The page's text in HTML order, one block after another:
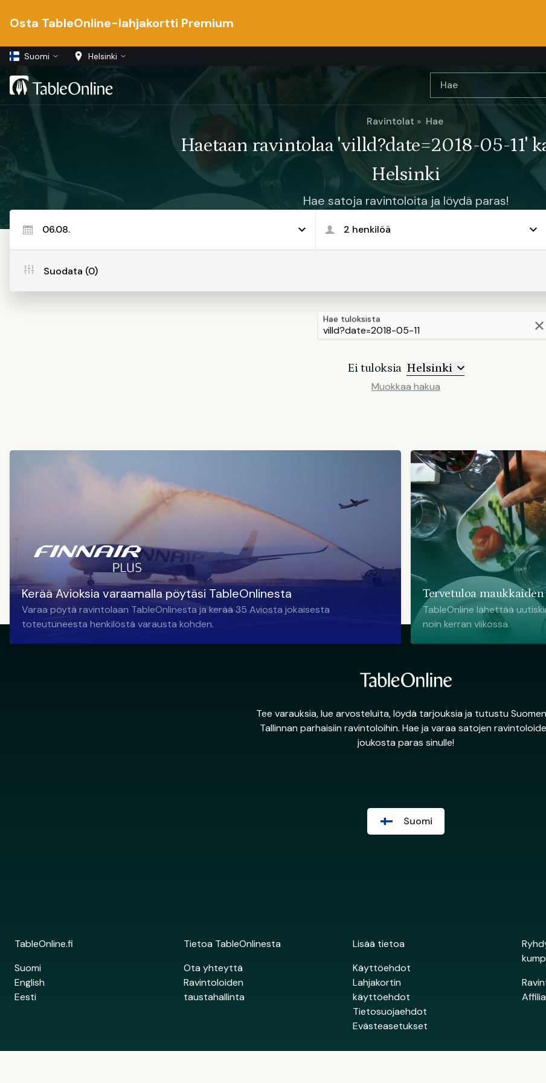
Osta TableOnline-lahjakortti Premium
Suomi Helsinki
Ravintolat Hae
Haetaan ravintolaa 'villd?date=2018-05-11'
Helsinki
Hae satoja ravintoloita ja löydä paras!
06.08.
Suodata (0)
Hae tuloksista
Ei tuloksia Helsinki
Muokkaa hakua
Kerää Avioksia varaamalla pöytäsi TableOnlinesta
Varaa pöytä ravintolaan TableOnlinesta ja kerää 35 Aviosta jokaisesta
toteutuneesta henkilöstä varausta kohden.
Tervetuloa
TableOnline lähettää
noin kerran viikossa.
Tee varauksia, lue arvosteluita, löydä tarjouksia ja tutustu
Tallinnan parhaisiin ravintoloihin. Hae ja varaa satojen
joukosta paras sinulle!
Suomi
TableOnline.fi
Suomi
English
Eesti
Tietoa TableOnlinesta
Ota yhteyttä
Ravintoloiden
taustahallinta
Lisää tietoa
Käyttöehdot
Lahjakortin
käyttöehdot
Tietosuojaehdot
Evästeasetukset